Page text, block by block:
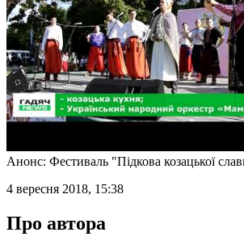
Анонс: Фестиваль "Підкова козацької
4 вересня 2018, 15:38
Про автора